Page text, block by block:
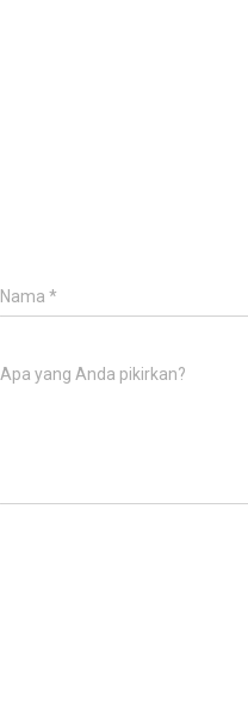
Nama *
Apa yang Anda pikirkan?